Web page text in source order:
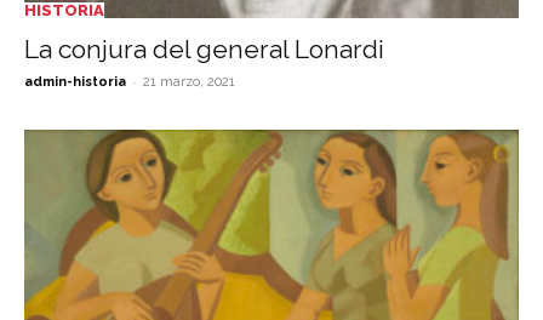
HISTORIA
La conjura del general Lonardi
admin-historia - 21 marzo, 2021